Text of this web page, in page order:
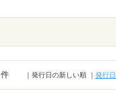
件 ｜発行日の新しい順 ｜ 発行